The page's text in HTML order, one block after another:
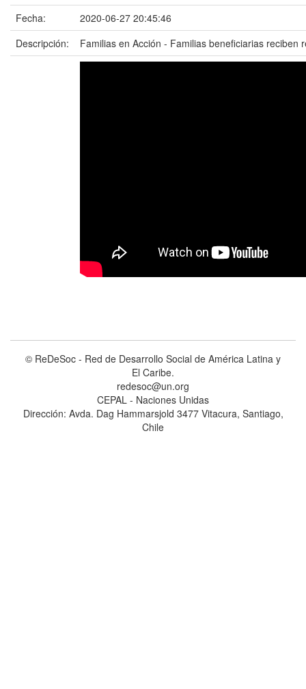
Fecha:
2020-06-27 20:45:46
Descripción:
Familias en Acción - Familias beneficiarias reciben
© ReDeSoc - Red de Desarrollo Social de América Latina y
El Caribe.
redesoc@un.org
CEPAL - Naciones Unidas
Dirección: Avda. Dag Hammarsjold 3477 Vitacura, Santiago,
Chile